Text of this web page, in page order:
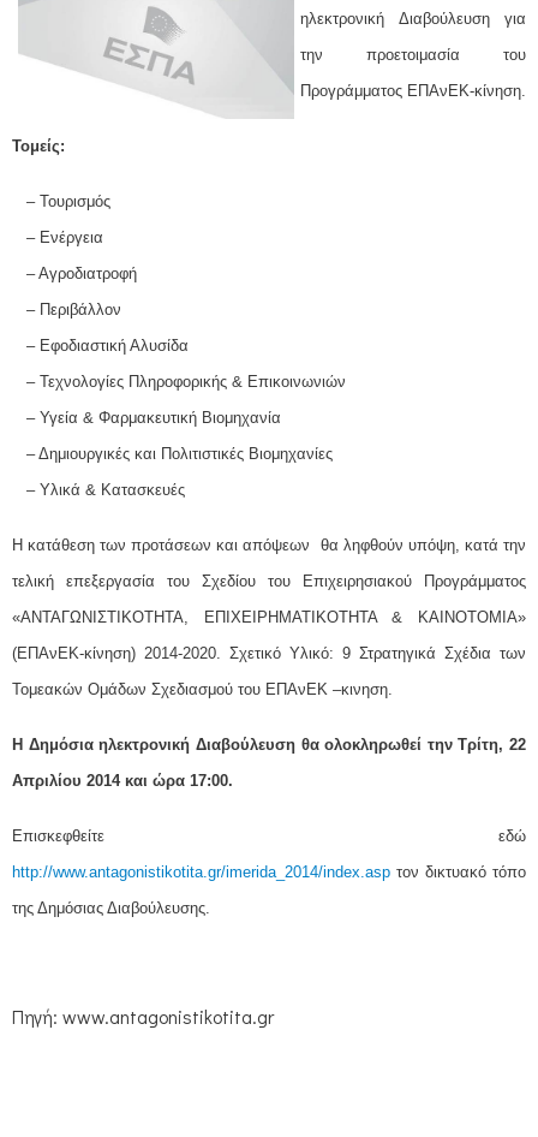
ηλεκτρονική Διαβούλευση για
την προετοιμασία του
Προγράμματος ΕΠΑνΕΚ-κίνηση.
Τομείς:
– Τουρισμός
– Ενέργεια
– Αγροδιατροφή
– Περιβάλλον
– Εφοδιαστική Αλυσίδα
– Τεχνολογίες Πληροφορικής & Επικοινωνιών
– Υγεία & Φαρμακευτική Βιομηχανία
– Δημιουργικές και Πολιτιστικές Βιομηχανίες
– Υλικά & Κατασκευές
Η κατάθεση των προτάσεων και απόψεων θα ληφθούν υπόψη, κατά την
τελική επεξεργασία του Σχεδίου του Επιχειρησιακού Προγράμματος
«ΑΝΤΑΓΩΝΙΣΤΙΚΟΤΗΤΑ, ΕΠΙΧΕΙΡΗΜΑΤΙΚΟΤΗΤΑ & ΚΑΙΝΟΤΟΜΙΑ»
(ΕΠΑνΕΚ-κίνηση) 2014-2020. Σχετικό Υλικό: 9 Στρατηγικά Σχέδια των
Τομεακών Ομάδων Σχεδιασμού του ΕΠΑνΕΚ –κινηση.
Η Δημόσια ηλεκτρονική Διαβούλευση θα ολοκληρωθεί την Τρίτη, 22
Απριλίου 2014 και ώρα 17:00.
Επισκεφθείτε εδώ
http://www.antagonistikotita.gr/imerida_2014/index.asp τον δικτυακό τόπο
της Δημόσιας Διαβούλευσης.
Πηγή: www.antagonistikotita.gr